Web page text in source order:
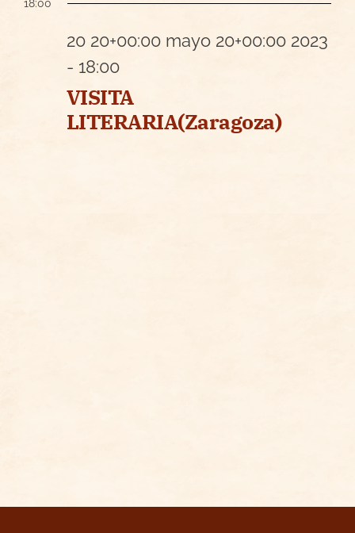
en
20
fecha.
18:00
VISITA
LITERARIA(Zaragoza)
20 20+00:00 mayo 20+00:00 2023
- 18:00